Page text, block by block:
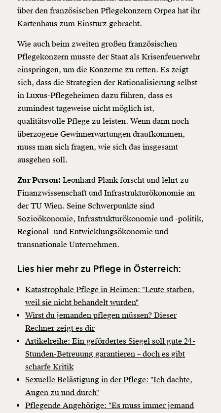
über den französischen Pflegekonzern Orpea hat ihr
Kartenhaus zum Einsturz gebracht.
Wie auch beim zweiten großen französischen
Pflegekonzern musste der Staat als Krisenfeuerwehr
einspringen, um die Konzerne zu retten. Es zeigt
sich, dass die Strategien der Rationalisierung selbst
in Luxus-Pflegeheimen dazu führen, dass es
zumindest tageweise nicht möglich ist,
qualitätsvolle Pflege zu leisten. Wenn dann noch
überzogene Gewinnerwartungen draufkommen,
muss man sich fragen, wie sich das insgesamt
ausgehen soll.
Zur Person: Leonhard Plank forscht und lehrt zu
Finanzwissenschaft und Infrastrukturökonomie an
der TU Wien. Seine Schwerpunkte sind
Sozioökonomie, Infrastrukturökonomie und -politik,
Regional- und Entwicklungsökonomie und
transnationale Unternehmen.
Lies hier mehr zu Pflege in Österreich:
Katastrophale Pflege in Heimen: "Leute starben,
weil sie nicht behandelt wurden"
Wirst du jemanden pflegen müssen? Dieser
Rechner zeigt es dir
Artikelreihe: Ein gefördertes Siegel soll gute 24-
Stunden-Betreuung garantieren – doch es gibt
scharfe Kritik
Sexuelle Belästigung in der Pflege: "Ich dachte,
Augen zu und durch"
Pflegende Angehörige: "Es muss immer jemand